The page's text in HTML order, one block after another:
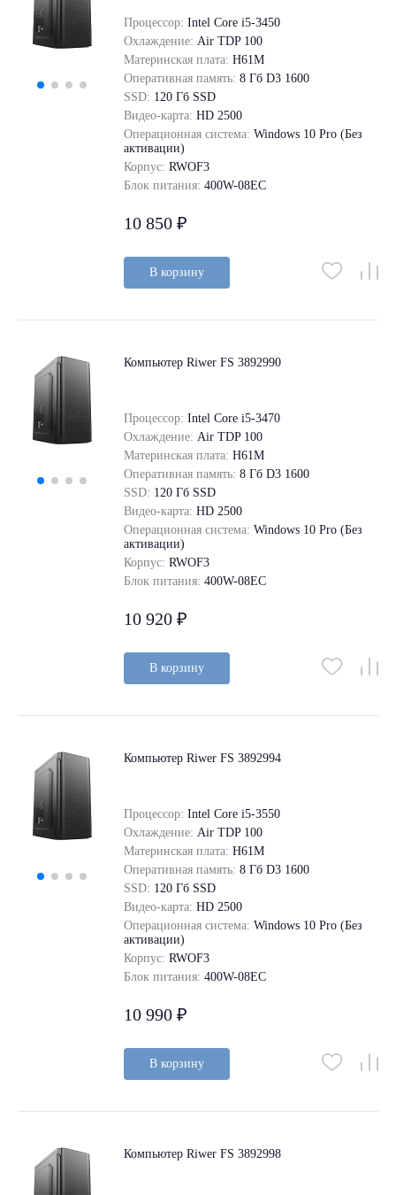
Процессор: Intel Core i5-3450
Охлаждение: Air TDP 100
Материнская плата: H61M
Оперативная память: 8 Гб D3 1600
SSD: 120 Гб SSD
Видео-карта: HD 2500
Операционная система: Windows 10 Pro (Без
активации)
Корпус: RWOF3
Блок питания: 400W-08EC
10 850 ₽
В корзину
Компьютер Riwer FS 3892990
Процессор: Intel Core i5-3470
Охлаждение: Air TDP 100
Материнская плата: H61M
Оперативная память: 8 Гб D3 1600
SSD: 120 Гб SSD
Видео-карта: HD 2500
Операционная система: Windows 10 Pro (Без
активации)
Корпус: RWOF3
Блок питания: 400W-08EC
10 920 ₽
В корзину
Компьютер Riwer FS 3892994
Процессор: Intel Core i5-3550
Охлаждение: Air TDP 100
Материнская плата: H61M
Оперативная память: 8 Гб D3 1600
SSD: 120 Гб SSD
Видео-карта: HD 2500
Операционная система: Windows 10 Pro (Без
активации)
Корпус: RWOF3
Блок питания: 400W-08EC
10 990 ₽
В корзину
Компьютер Riwer FS 3892998